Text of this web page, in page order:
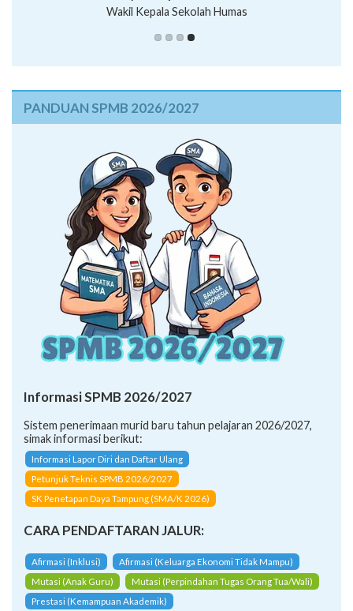
Wakil Kepala Sekolah Sarpras
Wakil Kepala Sekolah Humas
PANDUAN SPMB 2026/2027
Informasi SPMB 2026/2027
Sistem penerimaan murid baru tahun pelajaran 2026/2027,
simak informasi berikut:
Informasi Lapor Diri dan Daftar Ulang
Petunjuk Teknis SPMB 2026/2027
SK Penetapan Daya Tampung (SMA/K 2026)
CARA PENDAFTARAN JALUR:
Afirmasi (Inklusi)
Afirmasi (Keluarga Ekonomi Tidak Mampu)
Mutasi (Anak Guru)
Mutasi (Perpindahan Tugas Orang Tua/Wali)
Prestasi (Kemampuan Akademik)